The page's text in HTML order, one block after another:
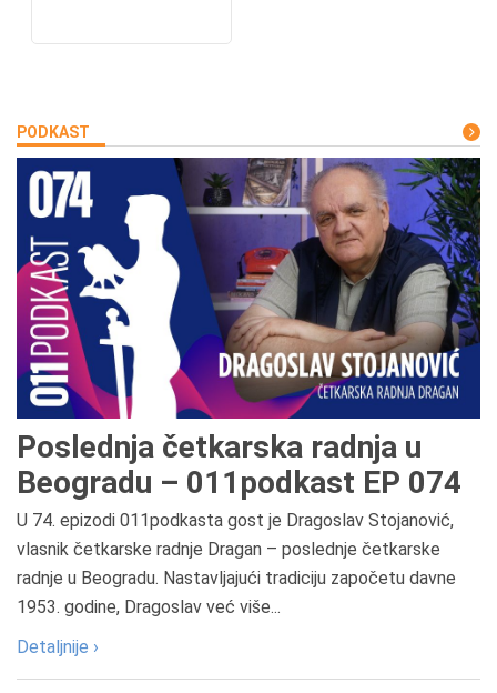
PODKAST
Poslednja četkarska radnja u
Beogradu – 011podkast EP 074
U 74. epizodi 011podkasta gost je Dragoslav Stojanović,
vlasnik četkarske radnje Dragan – poslednje četkarske
radnje u Beogradu. Nastavljajući tradiciju započetu davne
1953. godine, Dragoslav već više...
Detaljnije ›